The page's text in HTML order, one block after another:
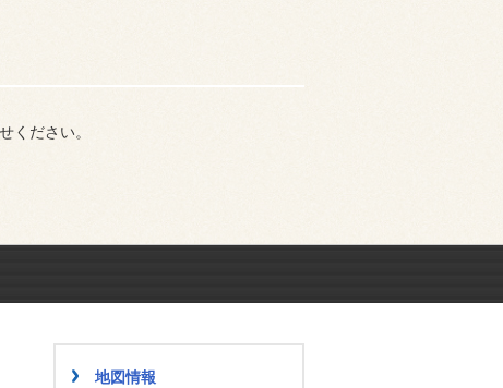
ください。
地図情報